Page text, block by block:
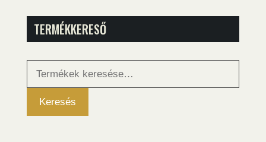
TERMÉKKERESŐ
Keresés
Keresés